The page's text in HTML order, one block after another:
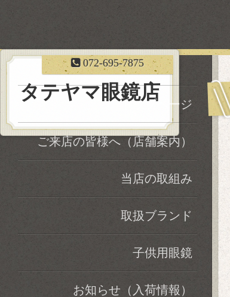
072-695-7875
タテヤマ眼鏡店
トップページ
ご来店の皆様へ（店舗案内）
当店の取組み
取扱ブランド
子供用眼鏡
お知らせ（入荷情報）